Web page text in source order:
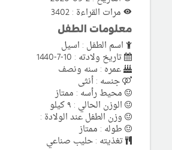
مرات القراءة : 3402
معلومات الطفل
اسم الطفل : اسيل
تاريخ ولادته : 10-7-1440
عمره : سنه ونصف
جنسه : أنثى
محيط رأسه : ممتاز
الوزن الحالي : ٩ كيلو
وزن الطفل عند الولادة :
طوله : ممتاز
تغذيته : حليب صناعي